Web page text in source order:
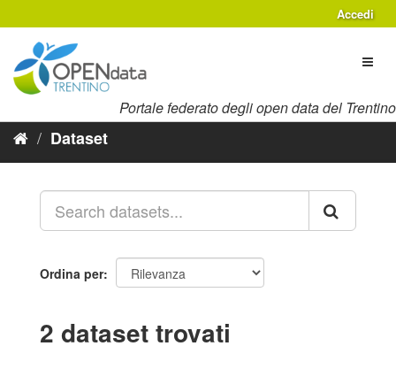
al
contenuto
Accedi
Portale federato degli open data del Trentino
Dataset
Ordina per
2 dataset trovati